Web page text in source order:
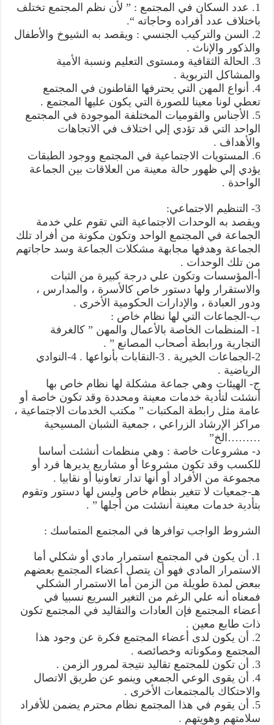
1. عدد السكان في المجتمع : ” لأن نظم المجتمع تختلف
باختلاف عدد أفراده وحاجاته “.
2. السن والتركيب الجنسي : ويقصد به الشيوخ والأطفال
والذكور والإناث .
3. الحالة الثقافية ومستوى التعليم ونسبة الأمية
والمشاكل التربوية .
4. أنواع المهن التي يحترفها القاطنون في المجتمع
تعطي لونا معينا للصورة التي يكون عليها المجتمع .
5. الأجناس والقوميات المختلفة الموجودة في المجتمع
الواحد التي قد تؤدي إلي اختلاف في الاتجاهات
والأهداف .
6. المستويات الاجتماعية في المجتمع ووجود الطبقات
يؤدي إلي ظهور حالة معينة من العلاقات بين الجماعة
الواحدة .
3- التنظيم الاجتماعي:
ويقصد به الوحدات الاجتماعية التي تقوم علي خدمة
الجماعة في المجتمع الواحد وتكون مكونة من أفراد تلك
الجماعة وهدفها مجابهة مشكلات الجماعة وسد حاجاتهم
من تلك الوحدات .
أ-المؤسسات وتكون علي درجة كبيرة من الثبات
والاستقرار ولها دستور خاص كالأسرة ، والمدارس ،
ودور العبادة ، والإدارات الحكومية الأخرى .
ب-الجماعات التي لها نظام خاص :
1- المنظمات الخاصة بالأعمال والمهن ” كالغرفة
التجارية ورابطة أصحاب المصانع ” .
2-الجماعات الخيرية . 3-النقابات بأنواعها . 4-النوادي
الرياضية .
ج- الهيئات وهي جماعة مشكلة لها نظام خاص بها
أنشئت لتأدية خدمات معينة ومحددة وقد تكون خاصة أو
عامة مثل رابطة المكتبات ” مكتب الخدمات الاجتماعية ،
مراكز الإرشاد الزراعي ، جمعية الشبان المسيحية
………الخ”
د- مشروعات خاصة : وهي منظمات أنشئت أساسا
للكسب وقد تكون مشروعا أو مشاريع يديرها فرد أو
مجموعة من الأفراد أو أنها تدار تعاونيا أو نقابيا .
هـ-جمعيات لا تتغير بنظام خاص وليس لها دستور وتقوم
بتأدية خدمات معينة أنشئت من أجلها ” .
الشروط الواجب توافرها في المجتمع المتماسك :
1. أن يكون في المجتمع استمرار مادي أو شكلي أما
الاستمرار المادي فهو أن يتصل أعضاء المجتمع بعضهم
ببعض لمدة طويلة من الزمن أما الاستمرار الشكلي
فمعناه أنه علي الرغم من التغير السريع نسبيا في
أعضاء المجتمع فإن العادات والتقاليد في المجتمع تكون
ذات طابع معين .
2. أن يكون لدى أعضاء المجتمع فكرة عن وجود هذا
المجتمع ومكوناته وخصائصه .
3. أن تكون للمجتمع تقاليد نتيجة لمرور الزمن .
4. أن يقوى الوعي الجمعي وينمو عن طريق الاتصال
والاحتكاك بالمجتمعات الأخرى .
5. أن يقوم في هذا المجتمع نظام محترم يضمن للأفراد
سلامتهم وهويتهم .